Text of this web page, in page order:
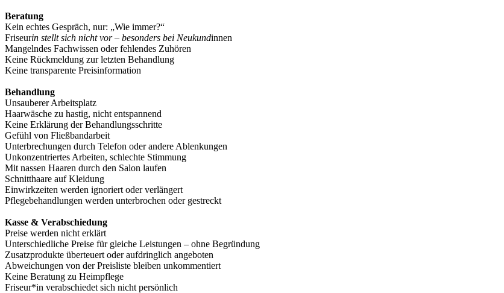
Beratung
Kein echtes Gespräch, nur: „Wie immer?“
Friseurin stellt sich nicht vor – besonders bei Neukundinnen
Mangelndes Fachwissen oder fehlendes Zuhören
Keine Rückmeldung zur letzten Behandlung
Keine transparente Preisinformation
Behandlung
Unsauberer Arbeitsplatz
Haarwäsche zu hastig, nicht entspannend
Keine Erklärung der Behandlungsschritte
Gefühl von Fließbandarbeit
Unterbrechungen durch Telefon oder andere Ablenkungen
Unkonzentriertes Arbeiten, schlechte Stimmung
Mit nassen Haaren durch den Salon laufen
Schnitthaare auf Kleidung
Einwirkzeiten werden ignoriert oder verlängert
Pflegebehandlungen werden unterbrochen oder gestreckt
Kasse & Verabschiedung
Preise werden nicht erklärt
Unterschiedliche Preise für gleiche Leistungen – ohne Begründung
Zusatzprodukte überteuert oder aufdringlich angeboten
Abweichungen von der Preisliste bleiben unkommentiert
Keine Beratung zu Heimpflege
Friseur*in verabschiedet sich nicht persönlich